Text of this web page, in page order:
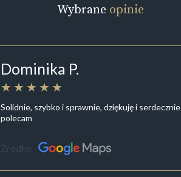
Wybrane opinie
Dominika P.
Solidnie, szybko i sprawnie, dziękuję i serdecznie
polecam
Źródło: